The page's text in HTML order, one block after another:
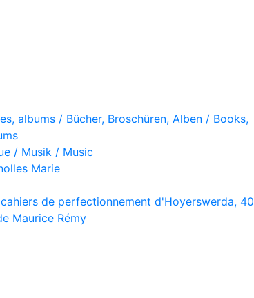
albums / Bücher, Broschüren, Alben / Books,
/ Musik / Music
Marie
de perfectionnement d'Hoyerswerda, 40
Maurice Rémy